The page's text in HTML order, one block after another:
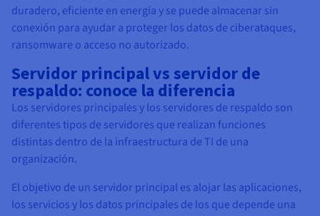
duradero, eficiente en energía y se puede almacenar sin
conexión para ayudar a proteger los datos de ciberataques,
ransomware o acceso no autorizado.
Servidor principal vs servidor de
respaldo: conoce la diferencia
Los servidores principales y los servidores de respaldo son
diferentes tipos de servidores que realizan funciones
distintas dentro de la infraestructura de TI de una
organización.
El objetivo de un servidor principal es alojar las aplicaciones,
los servicios y los datos principales de los que depende una